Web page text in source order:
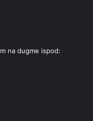
na dugme ispod: